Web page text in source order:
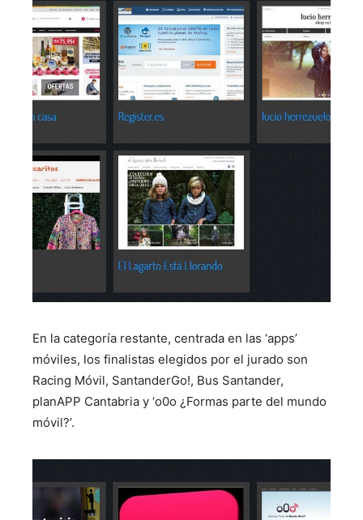
En la categoría restante, centrada en las ‘apps’
móviles, los finalistas elegidos por el jurado son
Racing Móvil, SantanderGo!, Bus Santander,
planAPP Cantabria y ‘o0o ¿Formas parte del mundo
móvil?’.